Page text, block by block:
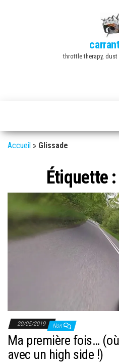
throttle therapy, dust
Accueil » Glissade
Étiquette :
20/05/2019 Non
Ma première fois…
avec un high side !)